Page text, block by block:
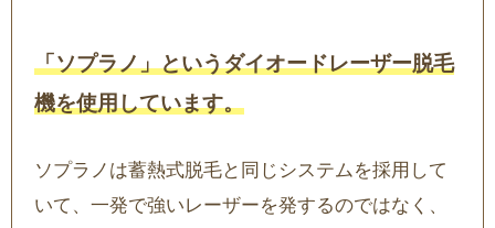
「ソプラノ」というダイオードレーザー脱毛
機を使用しています。
ソプラノは蓄熱式脱毛と同じシステムを採用して
いて、一発で強いレーザーを発するのではなく、